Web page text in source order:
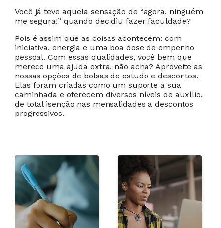
Você já teve aquela sensação de “agora, ninguém
me segura!” quando decidiu fazer faculdade?
Pois é assim que as coisas acontecem: com
iniciativa, energia e uma boa dose de empenho
pessoal. Com essas qualidades, você bem que
merece uma ajuda extra, não acha? Aproveite as
nossas opções de bolsas de estudo e descontos.
Elas foram criadas como um suporte à sua
caminhada e oferecem diversos níveis de auxílio,
de total isenção nas mensalidades a descontos
progressivos.